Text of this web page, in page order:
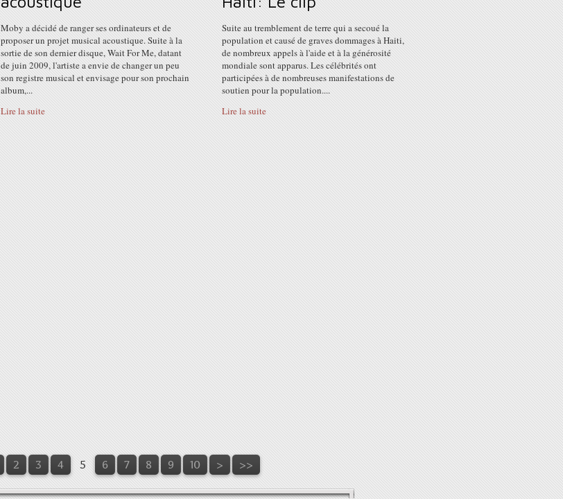
Moby a décidé de ranger ses ordinateurs et de
proposer un projet musical acoustique. Suite à la
sortie de son dernier disque, Wait For Me, datant
de juin 2009, l'artiste a envie de changer un peu
son registre musical et envisage pour son prochain
album,...
Lire la suite
Suite au tremblement de terre qui a secoué la
population et causé de graves dommages à Haiti,
de nombreux appels à l'aide et à la générosité
mondiale sont apparus. Les célébrités ont
participées à de nombreuses manifestations de
soutien pour la population....
Lire la suite
2 3 4 5 6 7 8 9 10 > >>